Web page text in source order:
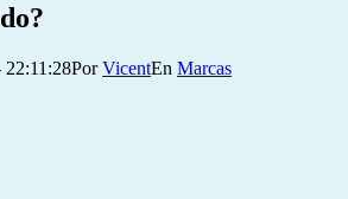
22:11:28PorVicent
Categorizado
Marcas